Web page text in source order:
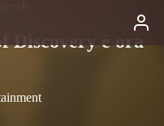
Discovery è ora